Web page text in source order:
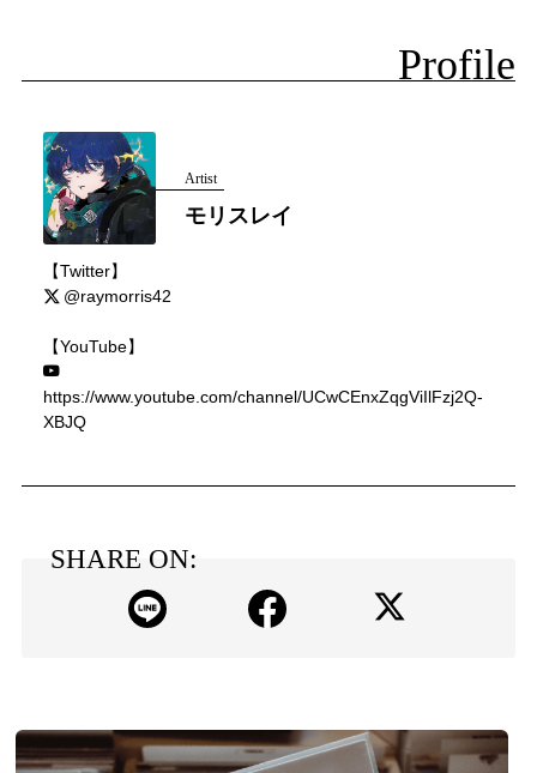
Profile
Artist
モリスレイ
【Twitter】
@raymorris42
【YouTube】
https://www.youtube.com/channel/UCwCEnxZqgViIlFzj2Q-
XBJQ
SHARE ON: